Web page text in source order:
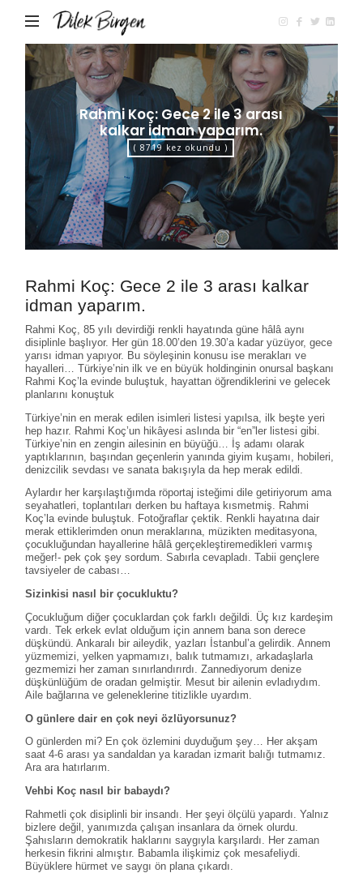
Birgen
Rahmi Koç: Gece 2 ile 3 arası
kalkar idman yaparım.
( 8719 kez okundu )
Rahmi Koç: Gece 2 ile 3 arası kalkar
idman yaparım.
Rahmi Koç, 85 yılı devirdiği renkli hayatında güne hâlâ aynı
disiplinle başlıyor. Her gün 18.00’den 19.30’a kadar yüzüyor, gece
yarısı idman yapıyor. Bu söyleşinin konusu ise merakları ve
hayalleri… Türkiye’nin ilk ve en büyük holdinginin onursal başkanı
Rahmi Koç’la evinde buluştuk, hayattan öğrendiklerini ve gelecek
planlarını konuştuk
Türkiye’nin en merak edilen isimleri listesi yapılsa, ilk beşte yeri
hep hazır. Rahmi Koç’un hikâyesi aslında bir “en”ler listesi gibi.
Türkiye’nin en zengin ailesinin en büyüğü… İş adamı olarak
yaptıklarının, başından geçenlerin yanında giyim kuşamı, hobileri,
denizcilik sevdası ve sanata bakışıyla da hep merak edildi.
Aylardır her karşılaştığımda röportaj isteğimi dile getiriyorum ama
seyahatleri, toplantıları derken bu haftaya kısmetmiş. Rahmi
Koç’la evinde buluştuk. Fotoğraflar çektik. Renkli hayatına dair
merak ettiklerimden onun meraklarına, müzikten meditasyona,
çocukluğundan hayallerine hâlâ gerçekleştiremedikleri varmış
meğer!- pek çok şey sordum. Sabırla cevapladı. Tabii gençlere
tavsiyeler de cabası…
Sizinkisi nasıl bir çocukluktu?
Çocukluğum diğer çocuklardan çok farklı değildi. Üç kız kardeşim
vardı. Tek erkek evlat olduğum için annem bana son derece
düşkündü. Ankaralı bir aileydik, yazları İstanbul’a gelirdik. Annem
yüzmemizi, yelken yapmamızı, balık tutmamızı, arkadaşlarla
gezmemizi her zaman sınırlandırırdı. Zannediyorum denize
düşkünlüğüm de oradan gelmiştir. Mesut bir ailenin evladıydım.
Aile bağlarına ve geleneklerine titizlikle uyardım.
O günlere dair en çok neyi özlüyorsunuz?
O günlerden mi? En çok özlemini duyduğum şey… Her akşam
saat 4-6 arası ya sandaldan ya karadan izmarit balığı tutmamız.
Ara ara hatırlarım.
Vehbi Koç nasıl bir babaydı?
Rahmetli çok disiplinli bir insandı. Her şeyi ölçülü yapardı. Yalnız
bizlere değil, yanımızda çalışan insanlara da örnek olurdu.
Şahısların demokratik haklarını saygıyla karşılardı. Her zaman
herkesin fikrini almıştır. Babamla ilişkimiz çok mesafeliydi.
Büyüklere hürmet ve saygı ön plana çıkardı.